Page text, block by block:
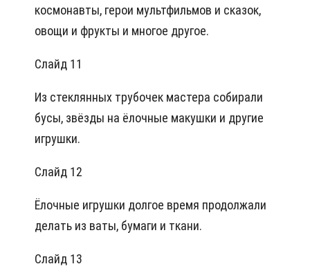
космонавты, герои мультфильмов и сказок,
овощи и фрукты и многое другое.
Слайд 11
Из стеклянных трубочек мастера собирали
бусы, звёзды на ёлочные макушки и другие
игрушки.
Слайд 12
Ёлочные игрушки долгое время продолжали
делать из ваты, бумаги и ткани.
Слайд 13